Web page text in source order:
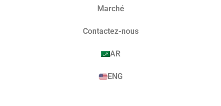
Marché​
Contactez-nous
AR
ENG